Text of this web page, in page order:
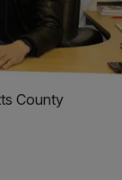
County